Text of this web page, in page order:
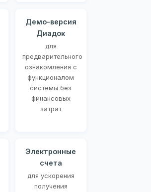
Демо-версия
Диадок
для
предварительного
ознакомления с
функционалом
системы без
финансовых
затрат
Электронные
счета
для ускорения
получения